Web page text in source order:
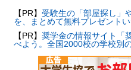
【PR】 受験生の「部屋探し」
を、まとめて無料プレゼントい
【PR】 奨学金の情報サイト「
べよう。全国2000校の学校別